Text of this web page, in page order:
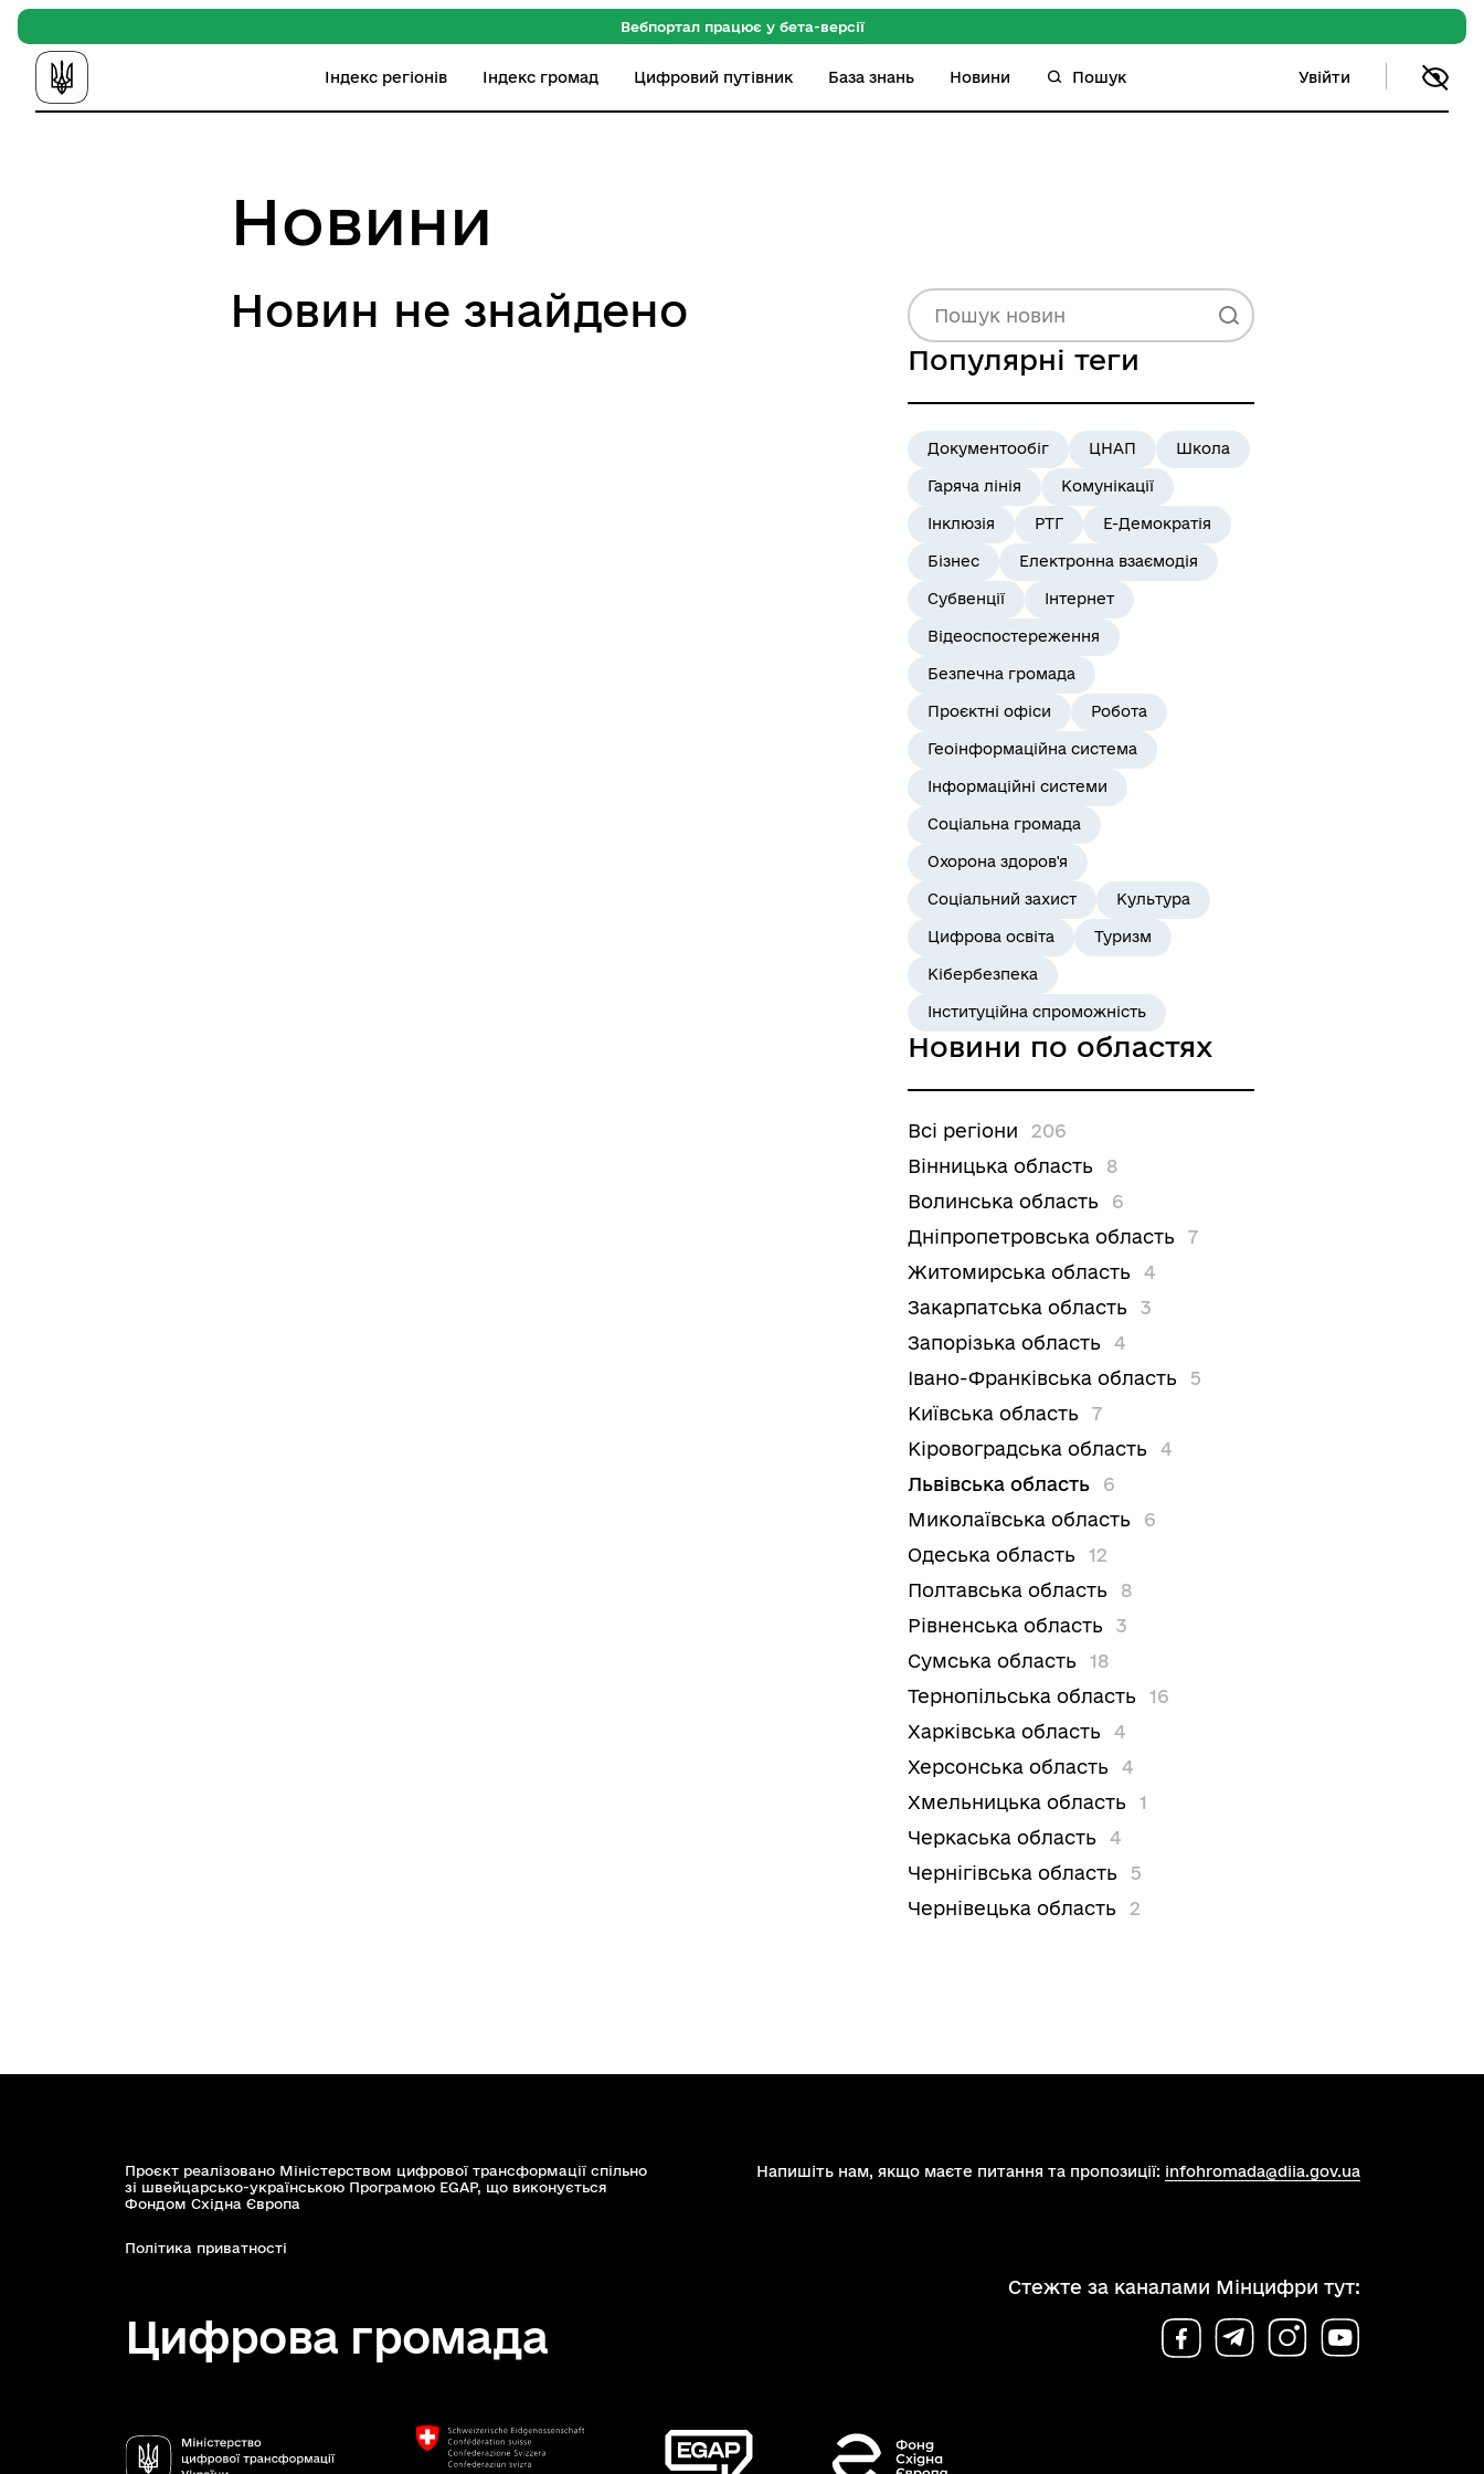
Вебпортал працює у бета-версії
Індекс регіонів Індекс громад Цифровий путівник База знань Новини Пошук Увійти
Новини
Новин не знайдено
Популярні теги
Документообіг ЦНАП Школа
Гаряча лінія Комунікації
Інклюзія РТГ Е-Демократія
Бізнес Електронна взаємодія
Субвенції Інтернет
Відеоспостереження
Безпечна громада
Проєктні офіси Робота
Геоінформаційна система
Інформаційні системи
Соціальна громада
Охорона здоров'я
Соціальний захист Культура
Цифрова освіта Туризм
Кібербезпека
Інституційна спроможність
Новини по областях
Всі регіони
206
Вінницька область
8
Волинська область
6
Дніпропетровська область
7
Житомирська область
4
Закарпатська область
3
Запорізька область
4
Івано-Франківська область
5
Київська область
7
Кіровоградська область
4
Львівська область
6
Миколаївська область
6
Одеська область
12
Полтавська область
8
Рівненська область
3
Сумська область
18
Тернопільська область
16
Харківська область
4
Херсонська область
4
Хмельницька область
1
Черкаська область
4
Чернігівська область
5
Чернівецька область
2
Проєкт реалізовано Міністерством цифрової трансформації спільно
зі швейцарсько-українською Програмою EGAP, що виконується
Фондом Східна Європа
Політика приватності
Цифрова громада
Напишіть нам, якщо маєте питання та пропозиції: infohromada@diia.gov.ua
Стежте за каналами Мінцифри тут: